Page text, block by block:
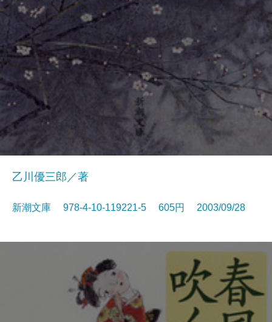
乙川優三郎／著
新潮文庫 978-4-10-119221-5 605円 2003/09/28